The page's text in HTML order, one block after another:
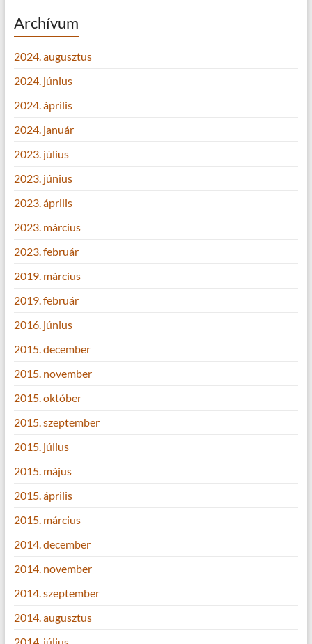
Archívum
2024. augusztus
2024. június
2024. április
2024. január
2023. július
2023. június
2023. április
2023. március
2023. február
2019. március
2019. február
2016. június
2015. december
2015. november
2015. október
2015. szeptember
2015. július
2015. május
2015. április
2015. március
2014. december
2014. november
2014. szeptember
2014. augusztus